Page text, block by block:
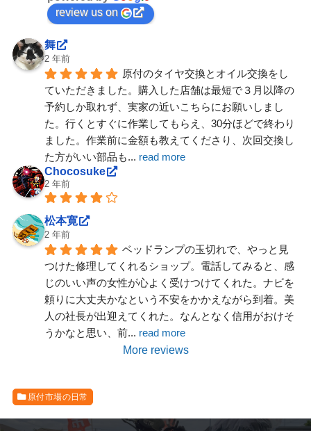
review us on
舞
2 年前
原付のタイヤ交換とオイル交換をし
ていただきました。購入した店舗は最短で３月以降の
予約しか取れず、実家の近いこちらにお願いしまし
た。行くとすぐに作業してもらえ、30分ほどで終わり
ました。作業前に金額も教えてくださり、次回交換し
た方がいい部品も... read more
Chocosuke
2 年前
松本寛
2 年前
ベッドランプの玉切れで、やっと見
つけた修理してくれるショップ。電話してみると、感
じのいい声の女性が心よく受けつけてくれた。ナビを
頼りに大丈夫かなという不安をかかえながら到着。美
人の社長が出迎えてくれた。なんとなく信用がおけそ
うかなと思い、前... read more
More reviews
原付市場の日常